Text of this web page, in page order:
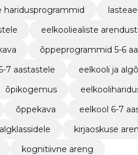
haridusprogrammid
eelkooliealiste
õppeprogrammid 5-6
7 aastastele
eelkooli ja
õpikogemus
õppekava
eelkool 6-7
kirjaoskuse
kognitiivne areng